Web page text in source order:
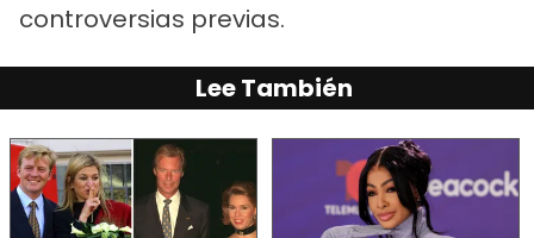
controversias previas.
Lee También